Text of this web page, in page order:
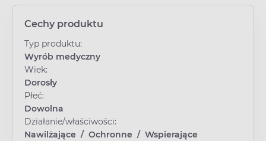
Cechy produktu
Typ produktu:
Wyrób medyczny
Wiek:
Dorosły
Płeć:
Dowolna
Działanie/właściwości:
Nawilżające / Ochronne / Wspierające